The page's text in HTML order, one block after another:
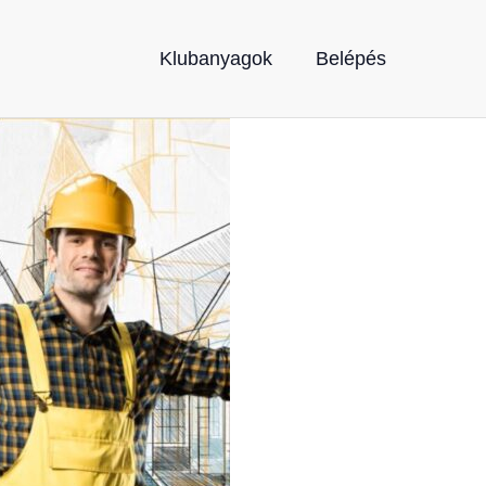
Klubanyagok Belépés